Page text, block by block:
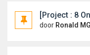
[Project : 8
door Ronald